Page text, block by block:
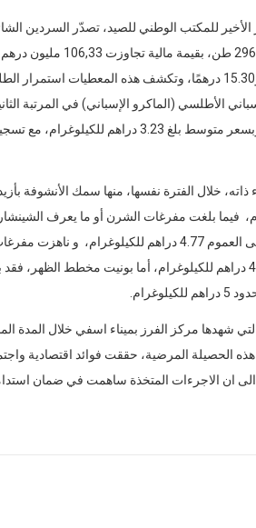
للمكتب الوطني للصيد، تصدّر السردين الشائع
للكيلوغرام، فيما تراوحت الأسعار ما بين 2.00 و15.30 درهمًا، وتكشف
وبقيمة مالية بلغت حوالي 12.33 مليون درهم، وبسعر
مركز الفرز بميناء اسفي خلال المدة
هذه الحصيلة المرضية، حققت فوائد اقتصادية
الى ان الاجرءات المتخذة ساهمت في ضمان